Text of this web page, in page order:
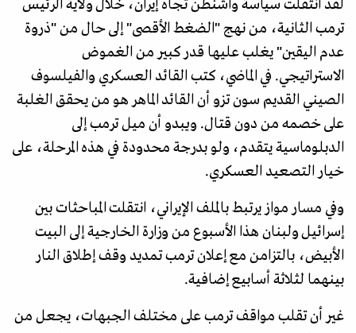
لقد انتقلت سياسة واشنطن تجاه إيران، خلال ولاية الرئيس
ترمب الثانية، من نهج "الضغط الأقصى" إلى حال من "ذروة
عدم اليقين" يغلب عليها قدر كبير من الغموض
الاستراتيجي. في الماضي، كتب القائد العسكري والفيلسوف
الصيني القديم سون تزو أن القائد الماهر هو من يحقق الغلبة
على خصمه من دون قتال. ويبدو أن ميل ترمب إلى
الدبلوماسية يتقدم، ولو بدرجة محدودة في هذه المرحلة، على
خيار التصعيد العسكري.
وفي مسار مواز يرتبط بالملف الإيراني، انتقلت المباحثات بين
إسرائيل ولبنان هذا الأسبوع من وزارة الخارجية إلى البيت
الأبيض، بالتزامن مع إعلان ترمب تمديد وقف إطلاق النار
بينهما لثلاثة أسابيع إضافية.
غير أن تقلب مواقف ترمب على مختلف الجبهات، يجعل من